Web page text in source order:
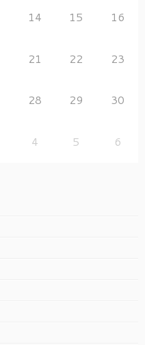
14 15 16
21 22 23
28 29 30
4 5 6